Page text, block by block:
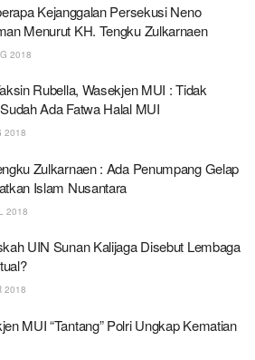
Kejanggalan Persekusi Neno
Menurut KH. Tengku Zulkarnaen
2018
Rubella, Wasekjen MUI : Tidak
Ada Fatwa Halal MUI
2018
Zulkarnaen : Ada Penumpang Gelap
Islam Nusantara
2018
UIN Sunan Kalijaga Disebut Lembaga
2018
MUI “Tantang” Polri Ungkap Kematian